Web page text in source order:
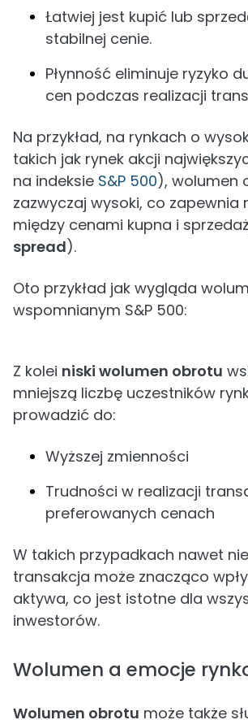
Łatwiej jest kupić lub
stabilnej cenie.
Płynność eliminuje ryzyko
cen podczas realizacji
Na przykład, na rynkach o
takich jak rynek akcji
na indeksie S&P 500), wolumen
zazwyczaj wysoki, co zapewnia
między cenami kupna i
spread).
Oto przykład jak wygląda
wspomnianym S&P 500:
Z kolei niski wolumen obrotu
mniejszą liczbę uczestników
prowadzić do:
Wyższej zmienności
Trudności w realizacji
preferowanych cenach
W takich przypadkach nawet
transakcja może znacząco
aktywa, co jest istotne dla
inwestorów.
Wolumen a emocje
Wolumen obrotu może także